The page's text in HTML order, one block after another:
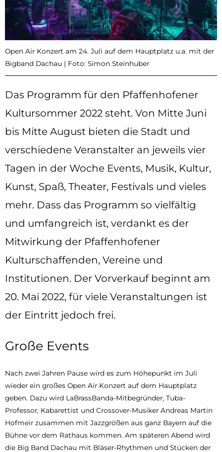
Open Air Konzert am 24. Juli auf dem Hauptplatz u.a. mit der
Bigband Dachau | Foto: Simon Steinhuber
Das Programm für den Pfaffenhofener
Kultursommer 2022 steht. Von Mitte Juni
bis Mitte August bieten die Stadt und
verschiedene Veranstalter an jeweils vier
Tagen in der Woche Events, Musik, Kultur,
Kunst, Spaß, Theater, Festivals und vieles
mehr. Dass das Programm so vielfältig
und umfangreich ist, verdankt es der
Mitwirkung der Pfaffenhofener
Kulturschaffenden, Vereine und
Institutionen. Der Vorverkauf beginnt am
20. Mai 2022, für viele Veranstaltungen ist
der Eintritt jedoch frei.
Große Events
Nach zwei Jahren Pause wird es zum Höhepunkt im Juli
wieder ein großes Open Air Konzert auf dem Hauptplatz
geben. Dazu wird LaBrassBanda-Mitbegründer, Tuba-
Professor, Kabarettist und Crossover-Musiker Andreas Martin
Hofmeir zusammen mit Jazzgrößen aus ganz Bayern auf die
Bühne vor dem Rathaus kommen. Am späteren Abend wird
die Big Band Dachau mit Bläser-Rhythmen und Stücken der